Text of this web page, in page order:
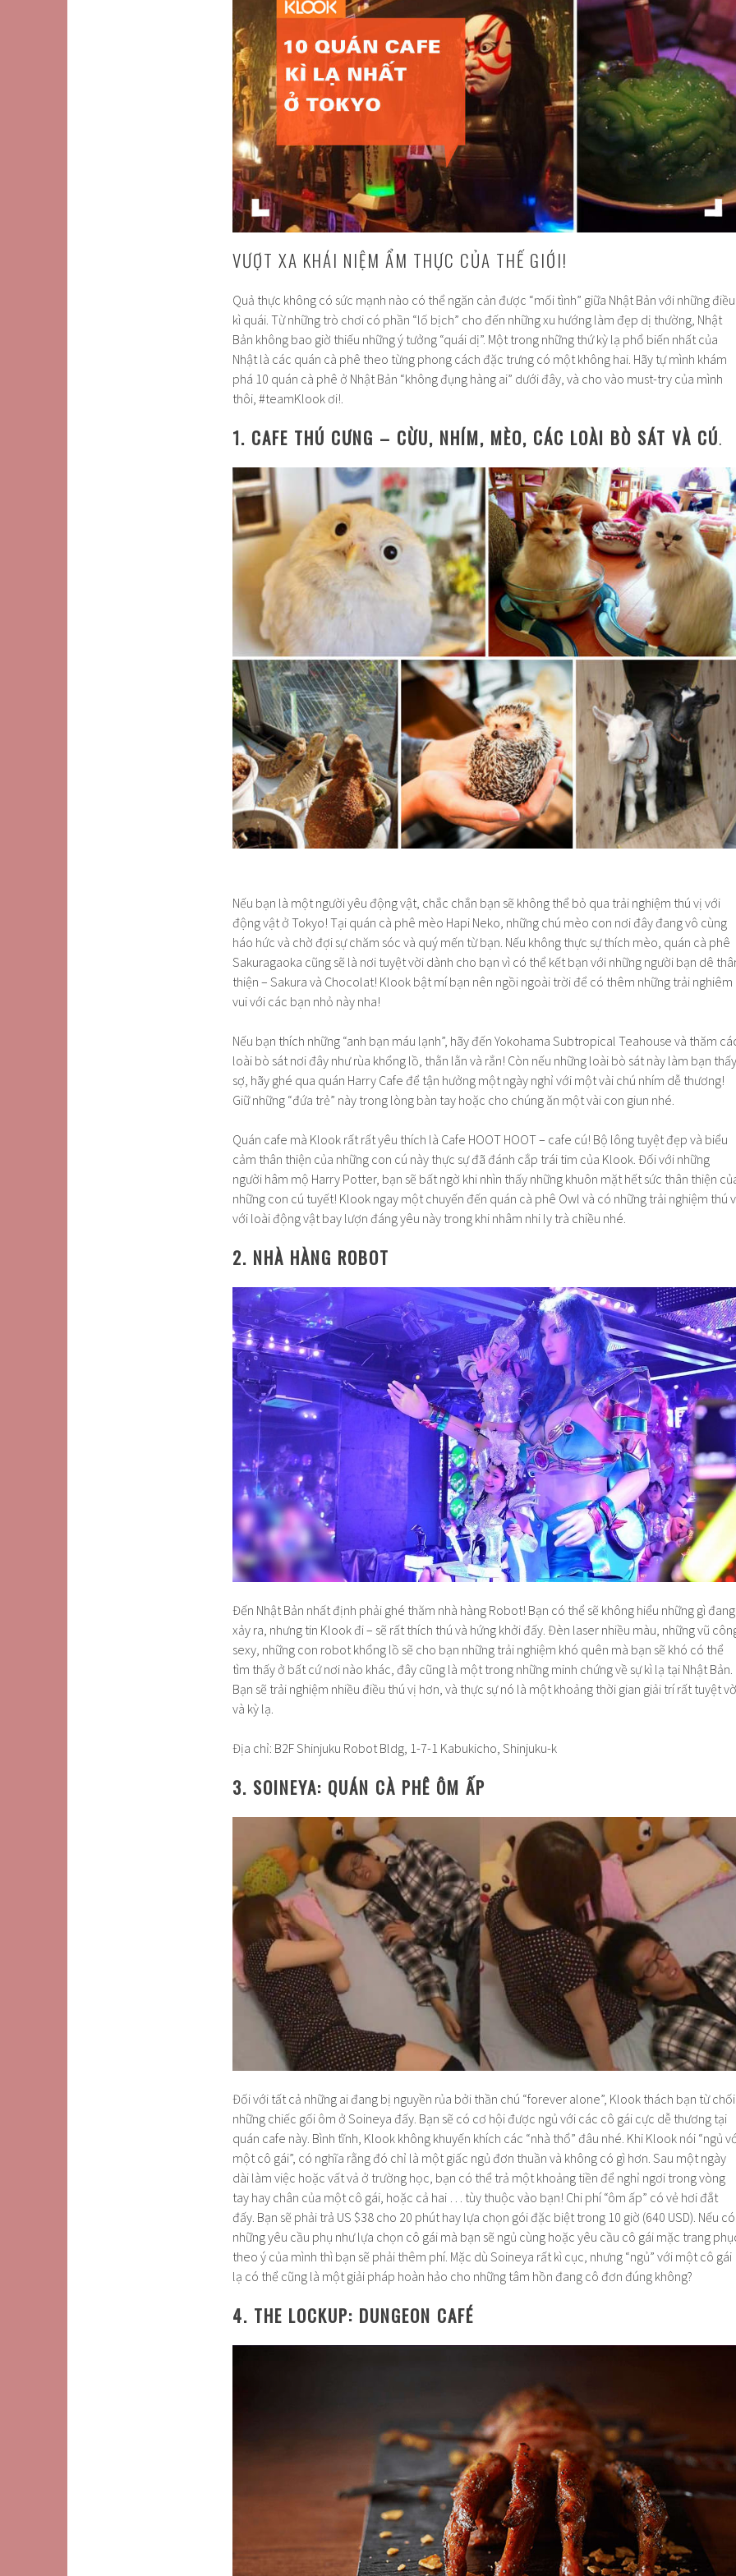
VƯỢT XA KHÁI NIỆM ẨM THỰC CỦA THẾ GIỚI!
Quả thực không có sức mạnh nào có thể ngăn cản được “mối tình” giữa Nhật Bản với những điều
kì quái. Từ những trò chơi có phần “lố bịch” cho đến những xu hướng làm đẹp dị thường, Nhật
Bản không bao giờ thiếu những ý tưởng “quái dị”. Một trong những thứ kỳ lạ phổ biến nhất của
Nhật là các quán cà phê theo từng phong cách đặc trưng có một không hai. Hãy tự mình khám
phá 10 quán cà phê ở Nhật Bản “không đụng hàng ai” dưới đây, và cho vào must-try của mình
thôi, #teamKlook ơi!.
1. CAFE THÚ CƯNG – CỪU, NHÍM, MÈO, CÁC LOÀI BÒ SÁT VÀ CÚ.
Nếu bạn là một người yêu động vật, chắc chắn bạn sẽ không thể bỏ qua trải nghiệm thú vị với
động vật ở Tokyo! Tại quán cà phê mèo Hapi Neko, những chú mèo con nơi đây đang vô cùng
háo hức và chờ đợi sự chăm sóc và quý mến từ bạn. Nếu không thực sự thích mèo, quán cà phê
Sakuragaoka cũng sẽ là nơi tuyệt vời dành cho bạn vì có thể kết bạn với những người bạn dê
thiện – Sakura và Chocolat! Klook bật mí bạn nên ngồi ngoài trời để có thêm những trải nghiêm
vui với các bạn nhỏ này nha!
Nếu bạn thích những “anh bạn máu lạnh”, hãy đến Yokohama Subtropical Teahouse và thăm
loài bò sát nơi đây như rùa khổng lồ, thằn lằn và rắn! Còn nếu những loài bò sát này làm bạn thấy
sợ, hãy ghé qua quán Harry Cafe để tận hưởng một ngày nghỉ với một vài chú nhím dễ thương!
Giữ những “đứa trẻ” này trong lòng bàn tay hoặc cho chúng ăn một vài con giun nhé.
Quán cafe mà Klook rất rất yêu thích là Cafe HOOT HOOT – cafe cú! Bộ lông tuyệt đẹp và biểu
cảm thân thiện của những con cú này thực sự đã đánh cắp trái tim của Klook. Đối với những
người hâm mộ Harry Potter, bạn sẽ bất ngờ khi nhìn thấy những khuôn mặt hết sức thân thiện
những con cú tuyết! Klook ngay một chuyến đến quán cà phê Owl và có những trải nghiệm thú
với loài động vật bay lượn đáng yêu này trong khi nhâm nhi ly trà chiều nhé.
2. NHÀ HÀNG ROBOT
Đến Nhật Bản nhất định phải ghé thăm nhà hàng Robot! Bạn có thể sẽ không hiểu những gì đang
xảy ra, nhưng tin Klook đi – sẽ rất thích thú và hứng khởi đấy. Đèn laser nhiều màu, những vũ
sexy, những con robot khổng lồ sẽ cho bạn những trải nghiệm khó quên mà bạn sẽ khó có thể
tìm thấy ở bất cứ nơi nào khác, đây cũng là một trong những minh chứng về sự kì lạ tại Nhật Bản.
Bạn sẽ trải nghiệm nhiều điều thú vị hơn, và thực sự nó là một khoảng thời gian giải trí rất tuyệt
và kỳ lạ.
Địa chỉ: B2F Shinjuku Robot Bldg, 1-7-1 Kabukicho, Shinjuku-k
3. SOINEYA: QUÁN CÀ PHÊ ÔM ẤP
Đối với tất cả những ai đang bị nguyền rủa bởi thần chú “forever alone”, Klook thách bạn từ chối
những chiếc gối ôm ở Soineya đấy. Bạn sẽ có cơ hội được ngủ với các cô gái cực dễ thương tại
quán cafe này. Bình tĩnh, Klook không khuyến khích các “nhà thổ” đâu nhé. Khi Klook nói “ngủ
một cô gái”, có nghĩa rằng đó chỉ là một giấc ngủ đơn thuần và không có gì hơn. Sau một ngày
dài làm việc hoặc vất vả ở trường học, bạn có thể trả một khoảng tiền để nghỉ ngơi trong vòng
tay hay chân của một cô gái, hoặc cả hai … tùy thuộc vào bạn! Chi phí “ôm ấp” có vẻ hơi đắt
đấy. Bạn sẽ phải trả US $38 cho 20 phút hay lựa chọn gói đặc biệt trong 10 giờ (640 USD). Nếu có
những yêu cầu phụ như lựa chọn cô gái mà bạn sẽ ngủ cùng hoặc yêu cầu cô gái mặc trang
theo ý của mình thì bạn sẽ phải thêm phí. Mặc dù Soineya rất kì cục, nhưng “ngủ” với một cô gái
lạ có thể cũng là một giải pháp hoàn hảo cho những tâm hồn đang cô đơn đúng không?
4. THE LOCKUP: DUNGEON CAFÉ